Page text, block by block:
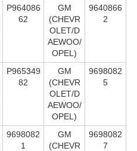
P964086
62
GM
(CHEVR
OLET/D
AEWOO/
OPEL)
9640866
2
P965349
82
GM
(CHEVR
OLET/D
AEWOO/
OPEL)
9698082
5
9698082
1
GM
(CHEVR
9698082
7